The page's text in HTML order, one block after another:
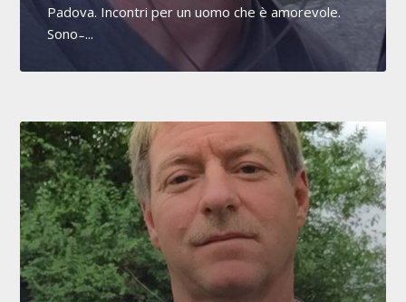
Padova. Incontri per un uomo che è amorevole.
Sono ̵ ...